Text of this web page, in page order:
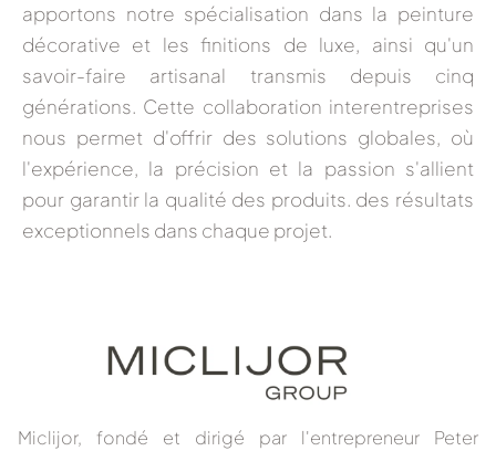
apportons notre spécialisation dans la peinture
décorative et les finitions de luxe, ainsi qu'un
savoir-faire artisanal transmis depuis cinq
générations. Cette collaboration interentreprises
nous permet d'offrir des solutions globales, où
l'expérience, la précision et la passion s'allient
pour garantir la qualité des produits. des résultats
exceptionnels dans chaque projet.
Miclijor, fondé et dirigé par l'entrepreneur Peter